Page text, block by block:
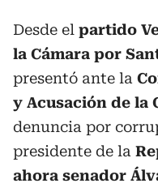
Desde el partido
la Cámara por
presentó ante la
y Acusación de la
denuncia por
presidente de la
ahora senador